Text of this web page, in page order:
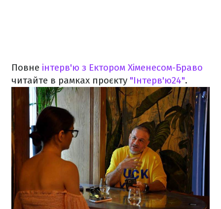
Повне інтерв'ю з Ектором Хіменесом-Браво
читайте в рамках проєкту "Інтерв'ю24".